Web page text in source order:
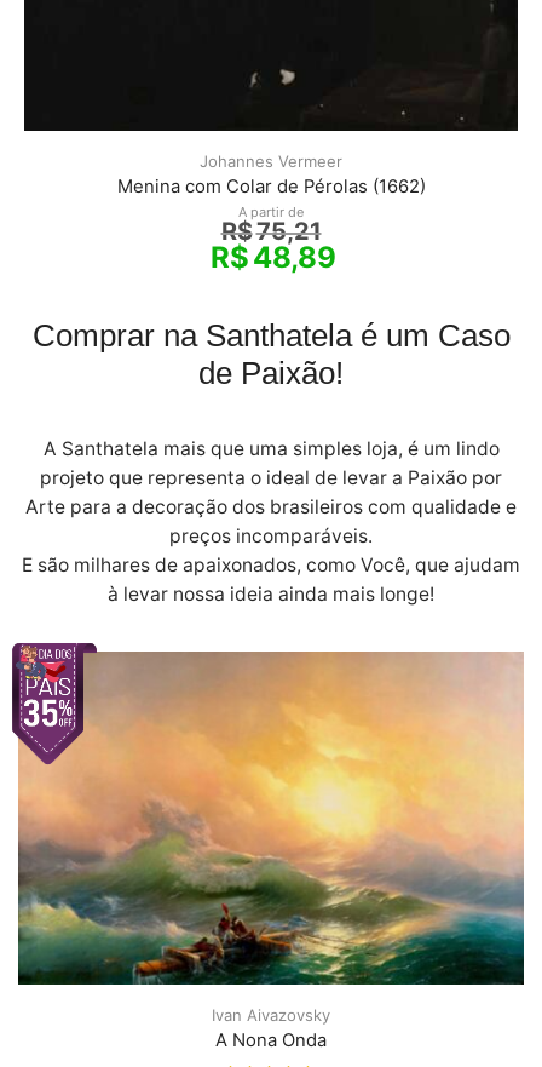
Johannes Vermeer
Menina com Colar de Pérolas (1662)
A partir de
R$75,21
R$48,89
Comprar na Santhatela é um Caso
de Paixão!
A Santhatela mais que uma simples loja, é um lindo
projeto que representa o ideal de levar a Paixão por
Arte para a decoração dos brasileiros com qualidade e
preços incomparáveis.
E são milhares de apaixonados, como Você, que ajudam
à levar nossa ideia ainda mais longe!
Ivan Aivazovsky
A Nona Onda